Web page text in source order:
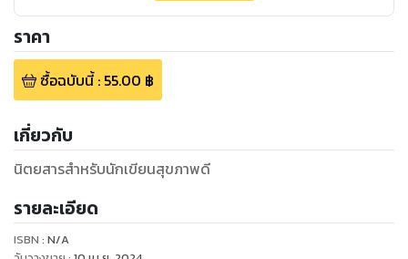
ราคา
ซื้อฉบับนี้: 55.00 ฿
เกี่ยวกับ
นิตยสารสำหรับนักเขียนสุขภาพดี
รายละเอียด
ISBN : N/A